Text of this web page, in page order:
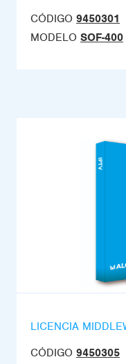
CÓDIGO 9450301
MODELO SOF-400
LICENCIA
CÓDIGO 9450305